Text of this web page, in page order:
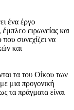
ένα έργο
ειρωνείας και
συνεχίζει να
και
τα του Οίκου των
μια προγονική
τα πράγματα είναι